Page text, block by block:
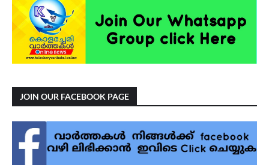
JOIN OUR FACEBOOK PAGE